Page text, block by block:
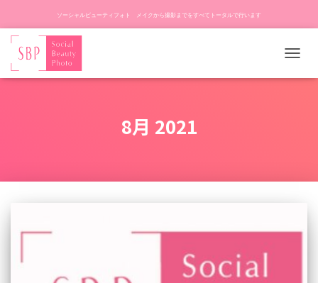
ソーシャルビューティフォト メイクから撮影までをすべてトータルで行います
ビ
8月 2021